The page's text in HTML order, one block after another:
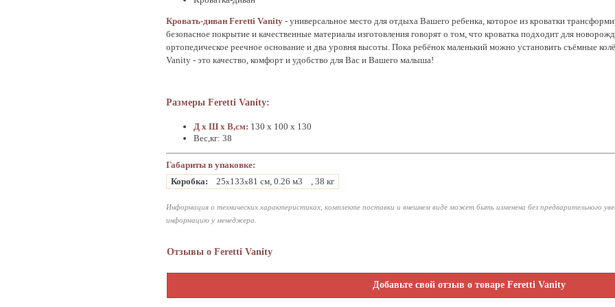
Кровать-диван Feretti Vanity - универсальное место для отдыха Вашего ребенка, которое из кроватки
безопасное покрытие и качественные материалы изготовления говорят о том, что кроватка подходит для
ортопедическое реечное основание и два уровня высоты. Пока ребёнок маленький можно установить съёмные
Vanity - это качество, комфорт и удобство для Вас и Вашего малыша!
Размеры Feretti Vanity:
Д х Ш х В,см: 130 х 100 х 130
Вес,кг: 38
Габариты в упаковке:
Коробка:
25x133x81 см, 0.26 м3 , 38 кг
Информация о технических характеристиках, комплекте поставки и внешнем виде может быть изменена без предварительного
информацию у менеджера.
Отзывы о Feretti Vanity
Добавьте свой отзыв о товаре Feretti Vanity